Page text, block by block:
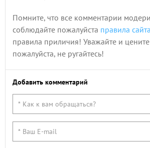
Помните, что все комментарии
соблюдайте пожалуйста правила сайта
правила приличия! Уважайте и цените
пожалуйста, не ругайтесь!
Добавить комментарий